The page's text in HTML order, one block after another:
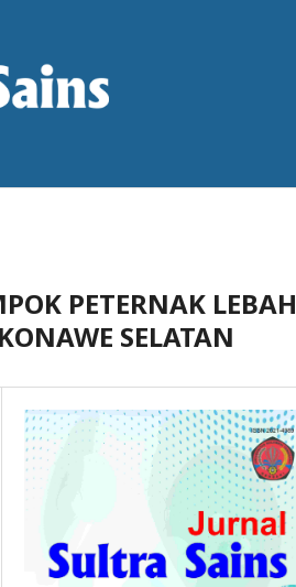
PETERNAK LEBAH
SELATAN